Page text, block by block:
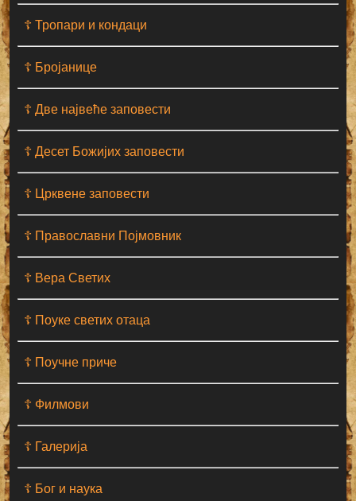
☦ Тропари и кондаци
☦ Бројанице
☦ Две највеће заповести
☦ Десет Божијих заповести
☦ Црквене заповести
☦ Православни Појмовник
☦ Вера Светих
☦ Поуке светих отаца
☦ Поучне приче
☦ Филмови
☦ Галерија
☦ Бог и наука